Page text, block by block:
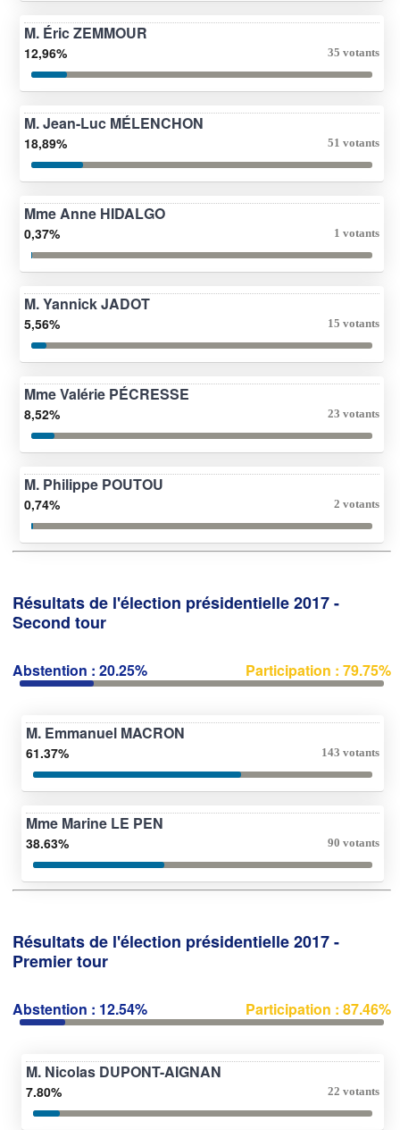
M. Éric ZEMMOUR
12,96% 35 votants
M. Jean-Luc MÉLENCHON
18,89% 51 votants
Mme Anne HIDALGO
0,37% 1 votants
M. Yannick JADOT
5,56% 15 votants
Mme Valérie PÉCRESSE
8,52% 23 votants
M. Philippe POUTOU
0,74% 2 votants
Résultats de l'élection présidentielle 2017 -
Second tour
Abstention : 20.25% Participation : 79.75%
M. Emmanuel MACRON
61.37% 143 votants
Mme Marine LE PEN
38.63% 90 votants
Résultats de l'élection présidentielle 2017 -
Premier tour
Abstention : 12.54% Participation : 87.46%
M. Nicolas DUPONT-AIGNAN
7.80% 22 votants